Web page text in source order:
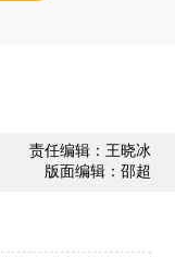
责任编辑：王晓冰
版面编辑：邵超